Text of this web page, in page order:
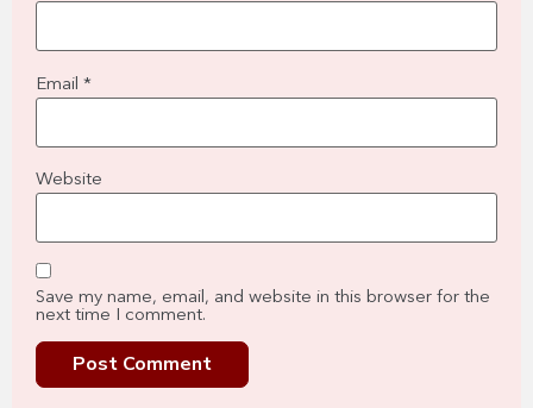
Email *
Website
Save my name, email, and website in this browser for the
next time I comment.